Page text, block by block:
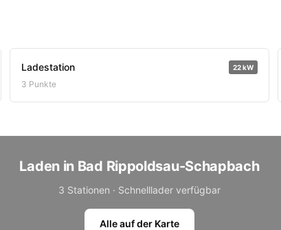
Ladestation 22 kW
3 Punkte
Laden in Bad Rippoldsau-Schapbach
3 Stationen · Schnelllader verfügbar
Alle auf der Karte